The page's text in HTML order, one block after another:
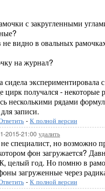
с закругленными
видно в овальных
на журнал?
сидела экспериментировала
цирк получался - некоторые
несколькими рядами
записи.
- К полной версии
2015-21:00 удалить
специалист, но возможно
фон загружается?
целый год. Но помню в
загруженные через
- К полной версии